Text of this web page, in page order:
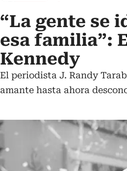
“La gente se
esa familia”:
Kennedy
El periodista J. Randy
amante hasta ahora